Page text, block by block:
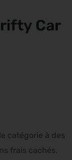
Car
catégorie à des
frais cachés.